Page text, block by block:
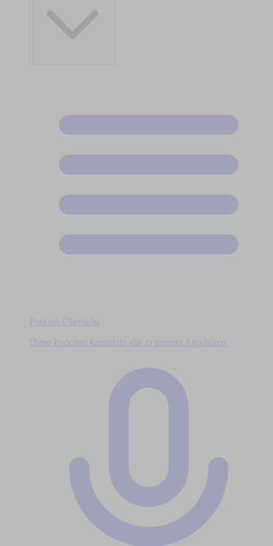
Podcast-Übersicht
Diese Podcasts kannst du alle in unserer App hören.